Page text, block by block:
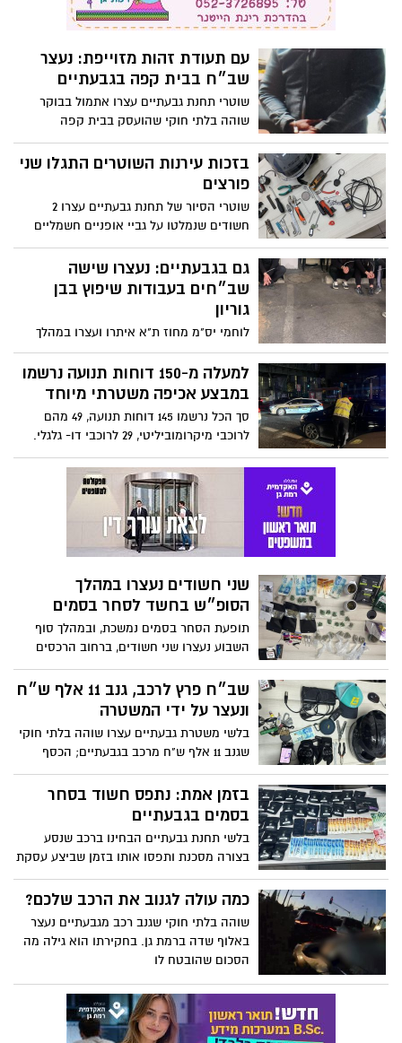
עם תעודת זהות מזוייפת: נעצר
שב״ח בבית קפה בגבעתיים
שוטרי תחנת גבעתיים עצרו אתמול בבוקר
שוהה בלתי חוקי שהועסק בבית קפה
בגבעתיים לאחר שהתחזה באמצעות צילום
של תעודת זהות ישראלית מזויפת בפני חברת
כוח אדם
בזכות עירנות השוטרים התגלו שני
פורצים
שוטרי הסיור של תחנת גבעתיים עצרו 2
חשודים שנמלטו על גביי אופניים חשמליים
ואיתרו ברשותם מגוון כלי פריצה
גם בגבעתיים: נעצרו שישה
שב״חים בעבודות שיפוץ בבן
גוריון
לוחמי יס"מ מחוז ת"א איתרו ועצרו במהלך
פעילות מבצעית יזומה 6 שוהים בלתי חוקיים
בעסק בשיפוצים בגבעתיים ועצרו את שני
המעסיקים לחקירה
למעלה מ-150 דוחות תנועה נרשמו
במבצע אכיפה משטרתי מיוחד
סך הכל נרשמו 145 דוחות תנועה, 49 מהם
לרוכבי מיקרומוביליטי, 29 לרוכבי דו- גלגלי.
נתפסו 4 נהגים תחת השפעת אלכוהול, 9
נהגים מעל המהירות המותרת
שני חשודים נעצרו במהלך
הסופ״ש בחשד לסחר בסמים
תופעת הסחר בסמים נמשכת, ובמהלך סוף
השבוע נעצרו שני חשודים, ברחוב הרכסים
ברמת גן וברחוב רחל בגבעתיים
שב״ח פרץ לרכב, גנב 11 אלף ש״ח
ונעצר על ידי המשטרה
בלשי משטרת גבעתיים עצרו שוהה בלתי חוקי
שגנב 11 אלף ש"ח מרכב בגבעתיים; הכסף
שאותר ברשותו נתפס
בזמן אמת: נתפס חשוד בסחר
בסמים בגבעתיים
בלשי תחנת גבעתיים הבחינו ברכב שנסע
בצורה מסכנת ותפסו אותו בזמן שביצע עסקת
סמים
כמה עולה לגנוב את הרכב שלכם?
שוהה בלתי חוקי שגנב רכב מגבעתיים נעצר
באלוף שדה ברמת גן. בחקירתו הוא גילה מה
הסכום שהובטח לו